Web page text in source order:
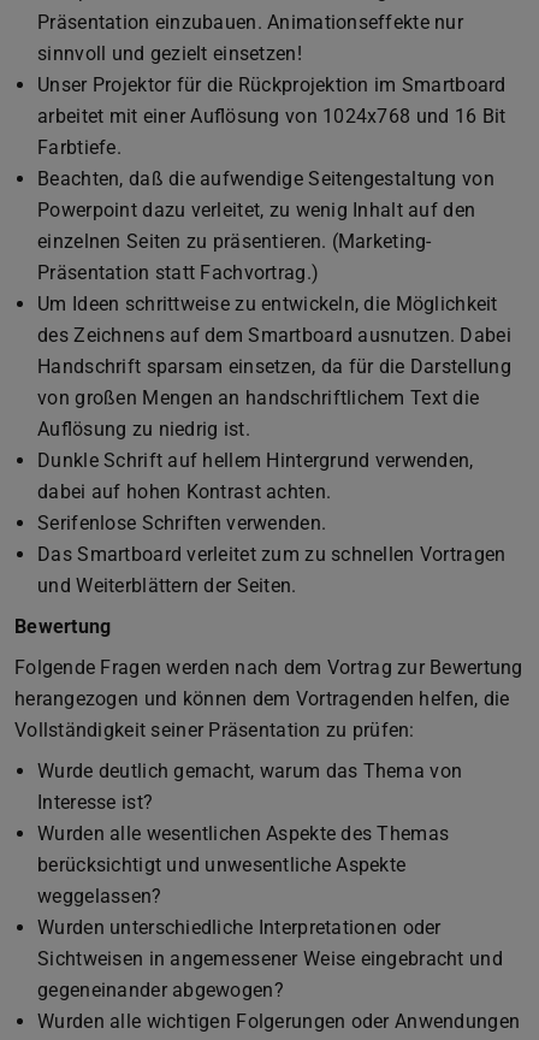
Präsentation einzubauen. Animationseffekte nur
sinnvoll und gezielt einsetzen!
Unser Projektor für die Rückprojektion im Smartboard
arbeitet mit einer Auflösung von 1024x768 und 16 Bit
Farbtiefe.
Beachten, daß die aufwendige Seitengestaltung von
Powerpoint dazu verleitet, zu wenig Inhalt auf den
einzelnen Seiten zu präsentieren. (Marketing-
Präsentation statt Fachvortrag.)
Um Ideen schrittweise zu entwickeln, die Möglichkeit
des Zeichnens auf dem Smartboard ausnutzen. Dabei
Handschrift sparsam einsetzen, da für die Darstellung
von großen Mengen an handschriftlichem Text die
Auflösung zu niedrig ist.
Dunkle Schrift auf hellem Hintergrund verwenden,
dabei auf hohen Kontrast achten.
Serifenlose Schriften verwenden.
Das Smartboard verleitet zum zu schnellen Vortragen
und Weiterblättern der Seiten.
Bewertung
Folgende Fragen werden nach dem Vortrag zur Bewertung
herangezogen und können dem Vortragenden helfen, die
Vollständigkeit seiner Präsentation zu prüfen:
Wurde deutlich gemacht, warum das Thema von
Interesse ist?
Wurden alle wesentlichen Aspekte des Themas
berücksichtigt und unwesentliche Aspekte
weggelassen?
Wurden unterschiedliche Interpretationen oder
Sichtweisen in angemessener Weise eingebracht und
gegeneinander abgewogen?
Wurden alle wichtigen Folgerungen oder Anwendungen